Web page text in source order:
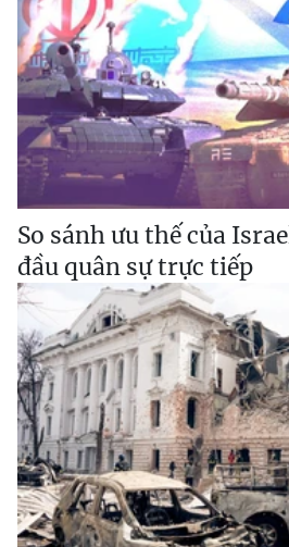
So sánh ưu thế của
đầu quân sự trực tiếp